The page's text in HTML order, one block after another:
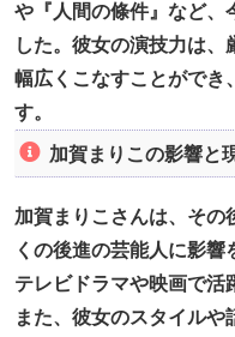
や『人間の條件』など、
した。彼女の演技力は
幅広くこなすことができ
す。
加賀まりこの影響と
加賀まりこさんは、その
くの後進の芸能人に影
テレビドラマや映画で活
また、彼女のスタイル